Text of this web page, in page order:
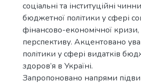
соціальні та інституційні
бюджетної політики у сфері
фінансово-економічної
перспективу. Акцентовано
політики у сфері видатків
здоров’я в Україні.
Запропоновано напрями